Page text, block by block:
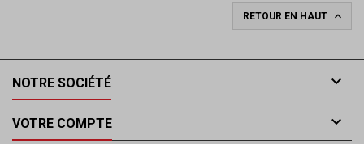
RETOUR EN HAUT 
NOTRE SOCIÉTÉ 
VOTRE COMPTE 